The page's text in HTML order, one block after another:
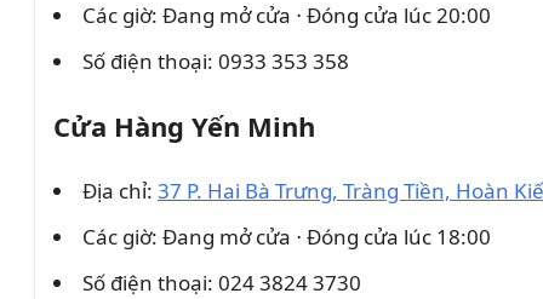
Các giờ: Đang mở cửa ⋅ Đóng cửa lúc 20:00
Số điện thoại: 0933 353 358
Cửa Hàng Yến Minh
Địa chỉ: 37 P. Hai Bà Trưng, Tràng Tiền, Hoàn
Các giờ: Đang mở cửa ⋅ Đóng cửa lúc 18:00
Số điện thoại: 024 3824 3730